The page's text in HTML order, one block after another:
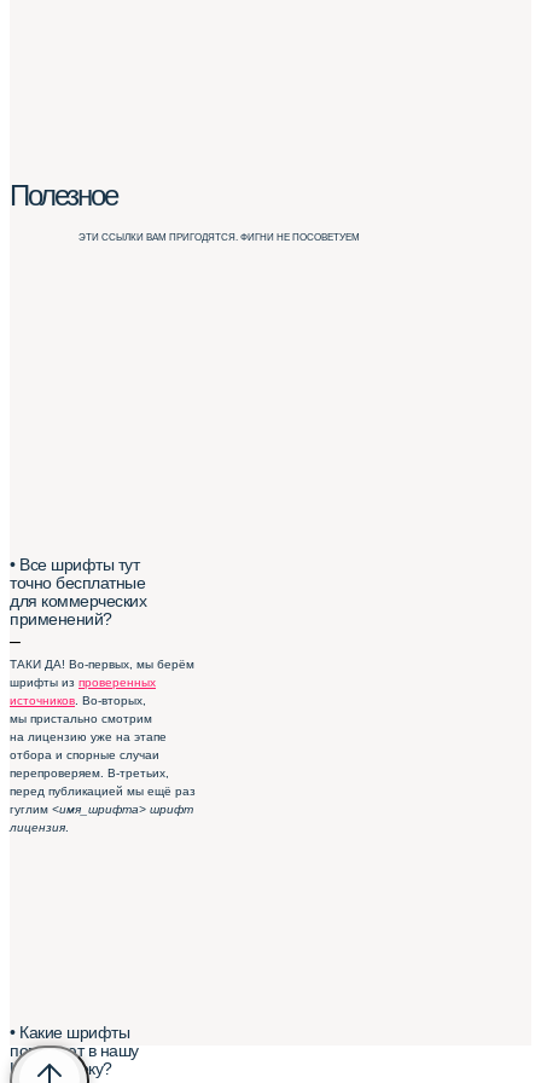
• Все шрифты тут
точно бесплатные
для коммерческих
применений?
–
ТАКИ ДА! Во-первых, мы берём
шрифты из проверенных
источников . Во-вторых,
мы пристально смотрим
на лицензию уже на этапе
отбора и спорные случаи
перепроверяем. В-третьих,
перед публикацией мы ещё раз
гуглим <имя_шрифта> шрифт
лицензия
• Какие шрифты
попадают в нашу
Шрифтотеку?
Полезное
ЭТИ ССЫЛКИ ВАМ ПРИГОДЯТСЯ. ФИГНИ НЕ ПОСОВЕТУЕМ